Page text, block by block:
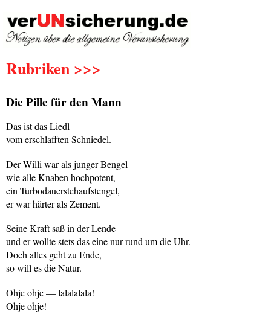
Rubriken >>>
Die Pille für den Mann
Das ist das Liedl
vom erschlafften Schniedel.
Der Willi war als junger Bengel
wie alle Knaben hochpotent,
ein Turbodauerstehaufstengel,
er war härter als Zement.
Seine Kraft saß in der Lende
und er wollte stets das eine nur rund um die Uhr.
Doch alles geht zu Ende,
so will es die Natur.
Ohje ohje — lalalalala!
Ohje ohje!